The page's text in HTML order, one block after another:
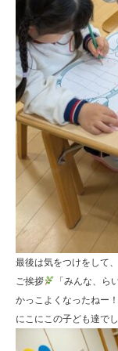
最後は気をつけをして
ご挨拶
「みんな、ら
かっこよくなったねー
にこにこの子ども達で